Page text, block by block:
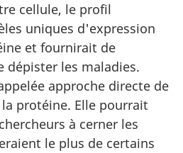
cellule, le profil
uniques d'expression
et fournirait de
dépister les maladies.
approche directe de
protéine. Elle pourrait
à cerner les
le plus de certains